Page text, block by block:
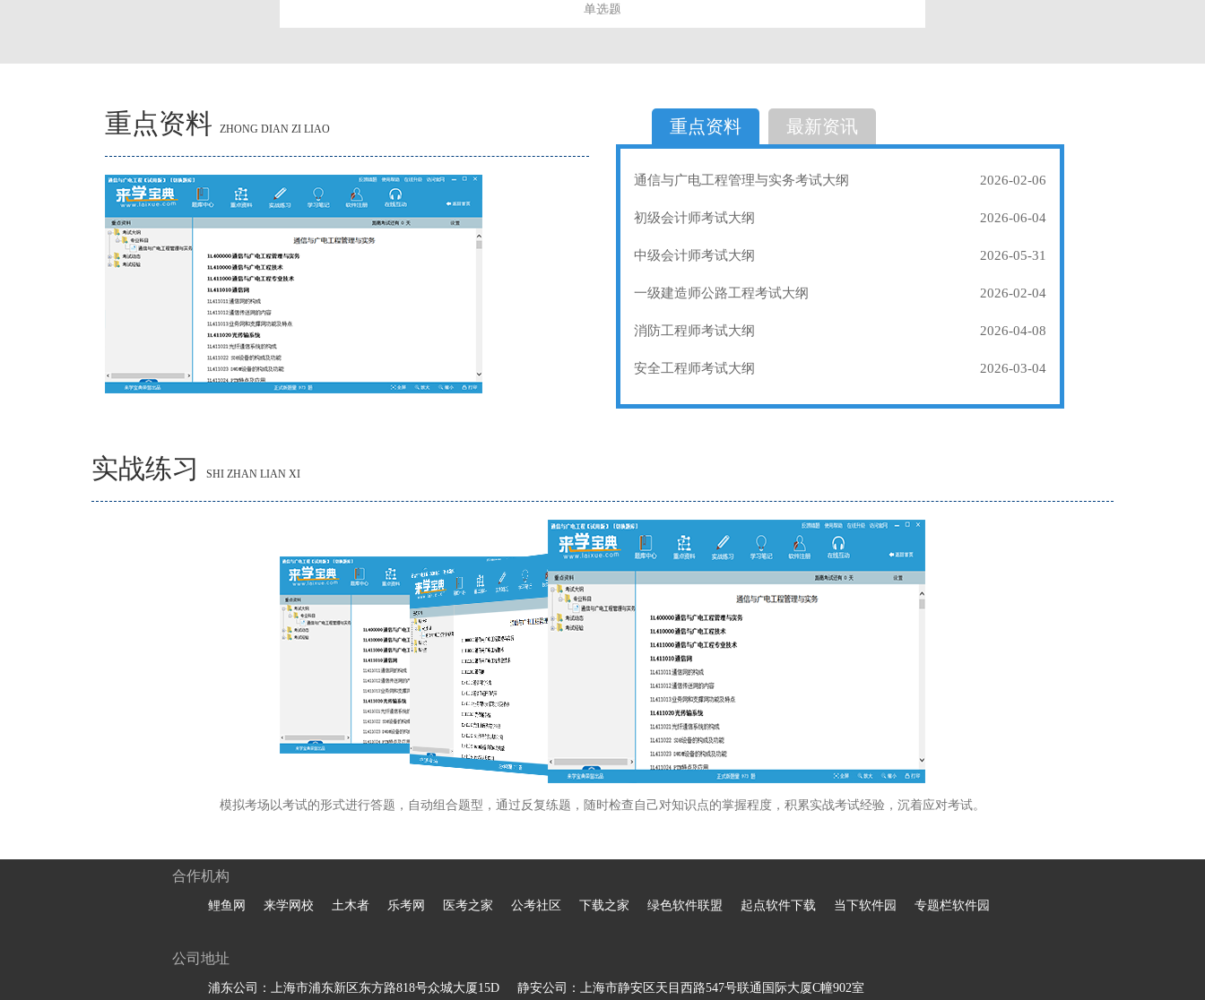
单选题
选择题
重点资料 ZHONG DIAN ZI LIAO 重点资料 最新资讯
通信与广电工程管理与实务考试大纲 2026-02-06
初级会计师考试大纲 2026-06-04
中级会计师考试大纲 2026-05-31
一级建造师公路工程考试大纲 2026-02-04
消防工程师考试大纲 2026-04-08
安全工程师考试大纲 2026-03-04
实战练习 SHI ZHAN LIAN XI
模拟考场以考试的形式进行答题，自动组合题型，通过反复练题，随时检查自己对知识点的掌握程度，积累实战考试经验，沉着应对考试。
合作机构
鲤鱼网 来学网校 土木者 乐考网 医考之家 公考社区 下载之家 绿色软件联盟 起点软件下载 当下软件园 专题栏软件园
公司地址
浦东公司：上海市浦东新区东方路818号众城大厦15D 静安公司：上海市静安区天目西路547号联通国际大厦C幢902室